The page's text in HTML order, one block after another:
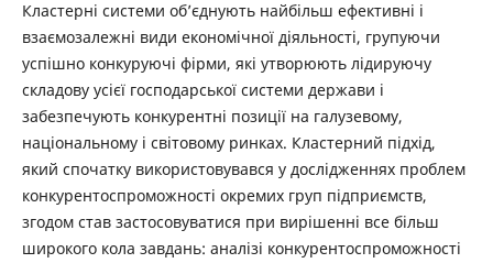
Кластерні системи об’єднують найбільш ефективні і
взаємозалежні види економічної діяльності, групуючи
успішно конкуруючі фірми, які утворюють лідируючу
складову усієї господарської системи держави і
забезпечують конкурентні позиції на галузевому,
національному і світовому ринках. Кластерний підхід,
який спочатку використовувався у дослідженнях проблем
конкурентоспроможності окремих груп підприємств,
згодом став застосовуватися при вирішенні все більш
широкого кола завдань: аналізі конкурентоспроможності